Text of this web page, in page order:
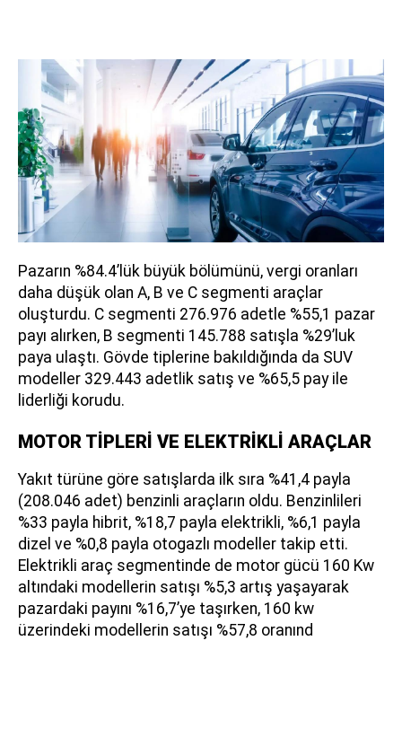
Pazarın %84.4’lük büyük bölümünü, vergi oranları
daha düşük olan A, B ve C segmenti araçlar
oluşturdu. C segmenti 276.976 adetle %55,1 pazar
payı alırken, B segmenti 145.788 satışla %29’luk
paya ulaştı. Gövde tiplerine bakıldığında da SUV
modeller 329.443 adetlik satış ve %65,5 pay ile
liderliği korudu.
MOTOR TİPLERİ VE ELEKTRİKLİ ARAÇLAR
Yakıt türüne göre satışlarda ilk sıra %41,4 payla
(208.046 adet) benzinli araçların oldu. Benzinlileri
%33 payla hibrit, %18,7 payla elektrikli, %6,1 payla
dizel ve %0,8 payla otogazlı modeller takip etti.
Elektrikli araç segmentinde de motor gücü 160 Kw
altındaki modellerin satışı %5,3 artış yaşayarak
pazardaki payını %16,7’ye taşırken, 160 kw
üzerindeki modellerin satışı %57,8 oranınd